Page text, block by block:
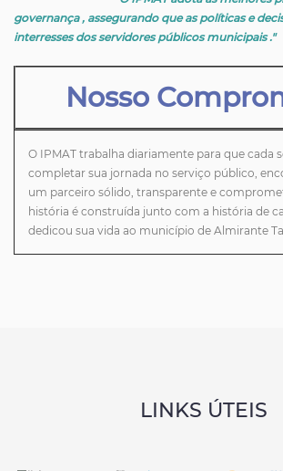
governança , assegurando que as políticas e
interresses dos servidores públicos municipais ."
Nosso
O IPMAT trabalha diariamente para que cada
completar sua jornada no serviço público,
um parceiro sólido, transparente e
história é construída junto com a história de
dedicou sua vida ao município de Almirante
LINKS ÚTEIS